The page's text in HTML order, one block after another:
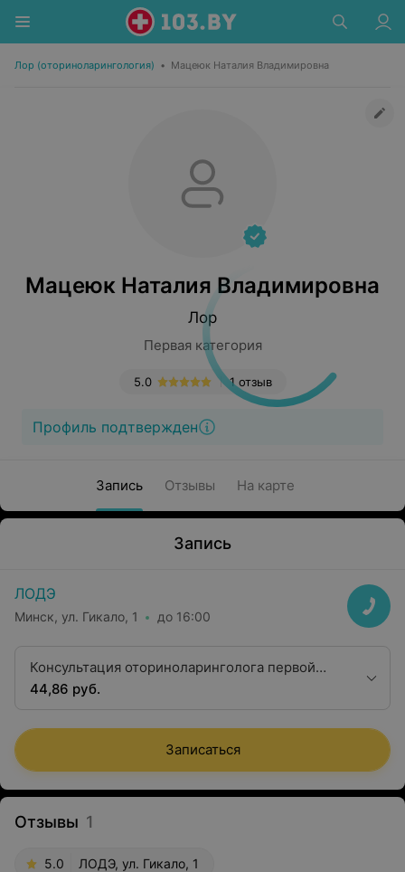
Лор (оториноларингология) • Мацеюк Наталия Владимировна
Мацеюк Наталия Владимировна
Лор
Первая категория
1 отзыв
5.0
Профиль подтвержден
Запись Отзывы На карте
Запись
ЛОДЭ
Минск, ул. Гикало, 1 до 16:00
Консультация оториноларинголога первой
квалификационной категории
44,86 руб.
Записаться
Отзывы 1
5.0 ЛОДЭ, ул. Гикало, 1